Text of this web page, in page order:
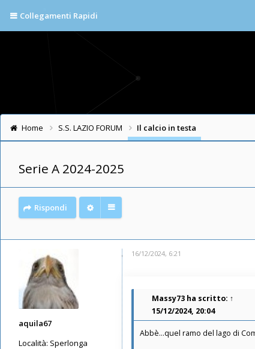
Collegamenti Rapidi
Home S.S. LAZIO FORUM Il calcio in testa
Serie A 2024-2025
Rispondi
aquila67
Località: Sperlonga
16/12/2024, 6:21
Massy73 ha scritto: ↑
15/12/2024, 20:04
Abbè...quel ramo del lago di